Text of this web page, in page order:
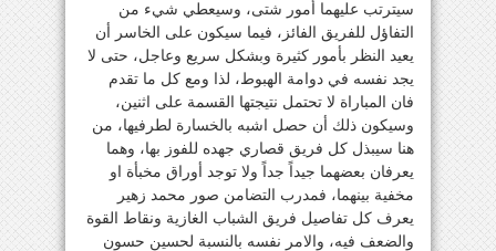
سيترتب عليهما أمور شتى، وسيعطي شيء من
التفاؤل للفريق الفائز، فيما سيكون على الخاسر أن
يعيد النظر بأمور كثيرة وبشكل سريع وعاجل، حتى لا
يجد نفسه في دوامة الهبوط، لذا ومع كل ما تقدم
فان المباراة لا تحتمل نتيجتها القسمة على اثنين،
وسيكون ذلك أن حصل اشبه بالخسارة لطرفيها، من
هنا سيبذل كل فريق قصاري جهده للفوز بها، وهما
يعرفان بعضهما جيداً جداً ولا توجد أوراق مخبأة او
مخفية بينهما، فمدرب التضامن صور محمد زهير
يعرف كل تفاصيل فريق الشباب الغازية ونقاط القوة
والضعف فيه، والامر نفسه بالنسبة لحسين حسون